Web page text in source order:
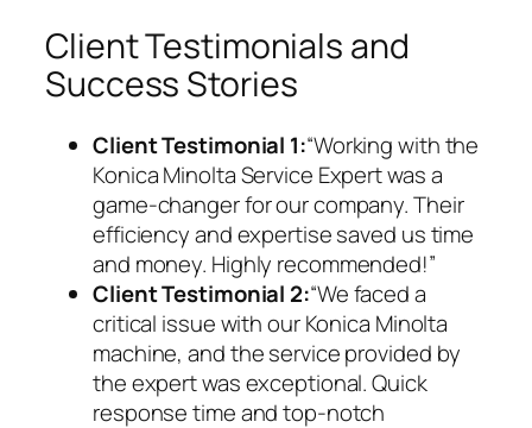
Client Testimonials and
Success Stories
Client Testimonial 1:“Working with the
Konica Minolta Service Expert was a
game-changer for our company. Their
efficiency and expertise saved us time
and money. Highly recommended!”
Client Testimonial 2:“We faced a
critical issue with our Konica Minolta
machine, and the service provided by
the expert was exceptional. Quick
response time and top-notch